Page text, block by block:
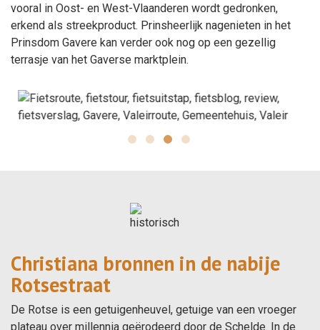
vooral in Oost- en West-Vlaanderen wordt gedronken,
erkend als streekproduct. Prinsheerlijk nagenieten in het
Prinsdom Gavere kan verder ook nog op een gezellig
terrasje van het Gaverse marktplein.
Christiana bronnen in de nabije
Rotsestraat
De Rotse is een getuigenheuvel, getuige van een vroeger
plateau over millennia geërodeerd door de Schelde. In de